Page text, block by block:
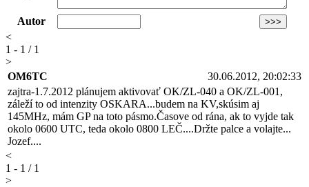
Autor
<
1 - 1 / 1
>
OM6TC
30.06.2012, 20:02:33
zajtra-1.7.2012 plánujem aktivovať OK/ZL-040 a OK/ZL-001,
záleží to od intenzity OSKARA...budem na KV,skúsim aj
145MHz, mám GP na toto pásmo.Časove od rána, ak to vyjde tak
okolo 0600 UTC, teda okolo 0800 LEČ....Držte palce a volajte...
Jozef....
<
1 - 1 / 1
>